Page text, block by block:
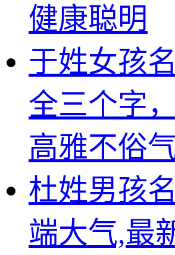
健康聪明
于姓女孩
全三个字
高雅不俗
杜姓男孩
端大气,最